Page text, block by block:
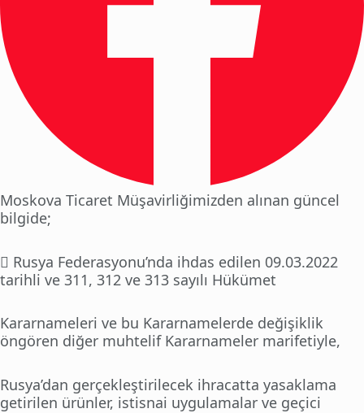
Moskova Ticaret Müşavirliğimizden alınan güncel
bilgide;
 Rusya Federasyonu’nda ihdas edilen 09.03.2022
tarihli ve 311, 312 ve 313 sayılı Hükümet
Kararnameleri ve bu Kararnamelerde değişiklik
öngören diğer muhtelif Kararnameler marifetiyle,
Rusya’dan gerçekleştirilecek ihracatta yasaklama
getirilen ürünler, istisnai uygulamalar ve geçici